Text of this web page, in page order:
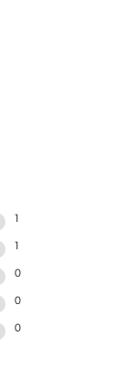
1
1
0
0
0